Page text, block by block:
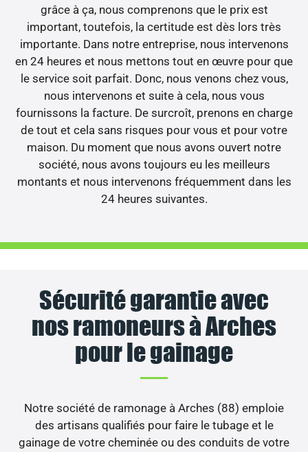
grâce à ça, nous comprenons que le prix est
important, toutefois, la certitude est dès lors très
importante. Dans notre entreprise, nous intervenons
en 24 heures et nous mettons tout en œuvre pour que
le service soit parfait. Donc, nous venons chez vous,
nous intervenons et suite à cela, nous vous
fournissons la facture. De surcroît, prenons en charge
de tout et cela sans risques pour vous et pour votre
maison. Du moment que nous avons ouvert notre
société, nous avons toujours eu les meilleurs
montants et nous intervenons fréquemment dans les
24 heures suivantes.
Sécurité garantie avec
nos ramoneurs à Arches
pour le gainage
Notre société de ramonage à Arches (88) emploie
des artisans qualifiés pour faire le tubage et le
gainage de votre cheminée ou des conduits de votre